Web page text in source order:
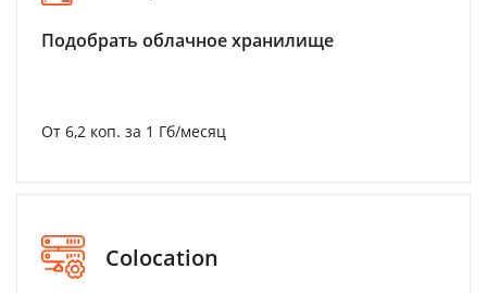
Подобрать облачное хранилище
От 6,2 коп. за 1 Гб/месяц
Colocation